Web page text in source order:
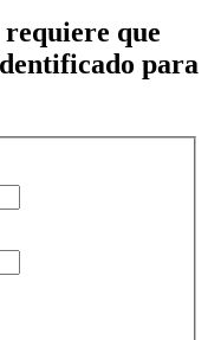
que
para